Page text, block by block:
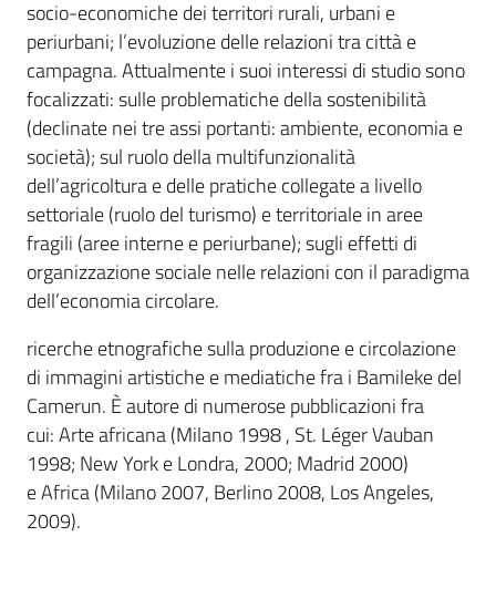
socio-economiche dei territori rurali, urbani e
periurbani; l’evoluzione delle relazioni tra città e
campagna. Attualmente i suoi interessi di studio sono
focalizzati: sulle problematiche della sostenibilità
(declinate nei tre assi portanti: ambiente, economia e
società); sul ruolo della multifunzionalità
dell’agricoltura e delle pratiche collegate a livello
settoriale (ruolo del turismo) e territoriale in aree
fragili (aree interne e periurbane); sugli effetti di
organizzazione sociale nelle relazioni con il paradigma
dell’economia circolare.
ricerche etnografiche sulla produzione e circolazione
di immagini artistiche e mediatiche fra i Bamileke del
Camerun. È autore di numerose pubblicazioni fra
cui: Arte africana (Milano 1998 , St. Léger Vauban
1998; New York e Londra, 2000; Madrid 2000)
e Africa (Milano 2007, Berlino 2008, Los Angeles,
2009).